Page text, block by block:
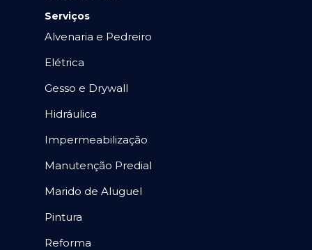
Serviços
Alvenaria e Pedreiro
Elétrica
Gesso e Drywall
Hidráulica
Impermeabilização
Manutenção Predial
Marido de Aluguel
Pintura
Reforma